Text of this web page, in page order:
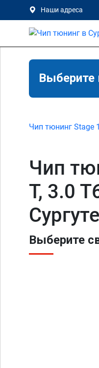
Наши адреса
Выберите
Чип тюнинг Stage
Чип
T, 3.0
Сургуте
Выберите